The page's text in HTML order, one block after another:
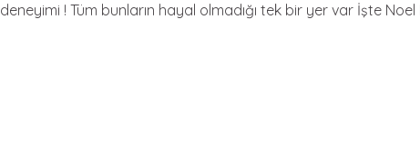
deneyimi ! Tüm bunların hayal olmadığı tek bir yer var İşte